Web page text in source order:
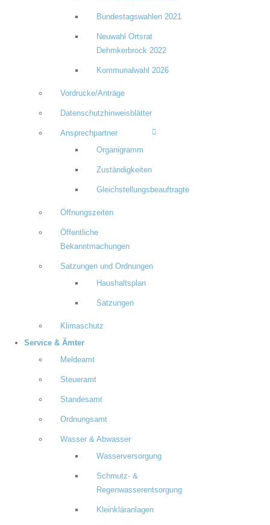
Bundestagswahlen 2021
Neuwahl Ortsrat
Dehmkerbrock 2022
Kommunalwahl 2026
Vordrucke/Anträge
Datenschutzhinweisblätter
Ansprechpartner
Organigramm
Zuständigkeiten
Gleichstellungsbeauftragte
Öffnungszeiten
Öffentliche
Bekanntmachungen
Satzungen und Ordnungen
Haushaltsplan
Satzungen
Klimaschutz
Service & Ämter
Meldeamt
Steueramt
Standesamt
Ordnungsamt
Wasser & Abwasser
Wasserversorgung
Schmutz- &
Regenwasserentsorgung
Kleinkläranlagen